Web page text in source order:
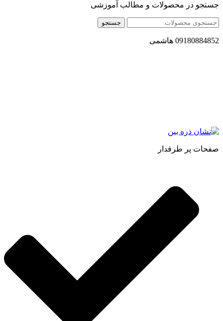
جستجو در محصولات و مطالب آموزشی
جستجو
09180884852 هاشمی
صفحات پر طرفدار